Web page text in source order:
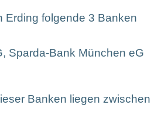
Erding folgende 3 Banken
Sparda-Bank München eG
Banken liegen zwischen